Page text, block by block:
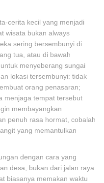
cerita kecil yang menjadi
wisata bukan always
sering bersembunyi di
tua, atau di bawah
menyeberang sungai
lokasi tersembunyi: tidak
orang penasaran;
menjaga tempat tersebut
membayangkan
penuh rasa hormat, cobalah
yang memantulkan
dengan cara yang
desa, bukan dari jalan raya
biasanya memakan waktu